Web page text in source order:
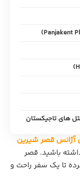
آژانس قصر شیرین
باشید. قصر
تا یک سفر راحت و